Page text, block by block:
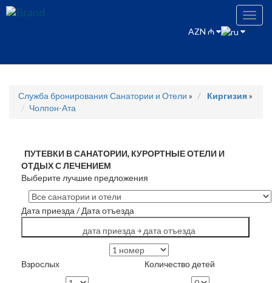
AZN ₼
Служба бронирования Санатории и Отели » Киргизия»
Чолпон-Ата
ПУТЕВКИ В САНАТОРИИ, КУРОРТНЫЕ ОТЕЛИ И
ОТДЫХ С ЛЕЧЕНИЕМ
Выберите лучшие предложения
Дата приезда / Дата отъезда
дата приезда ￫ дата отъезда
Взрослых Количество детей